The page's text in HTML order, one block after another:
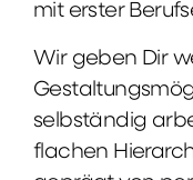
mit erster
Wir geben Dir
selbständig
flachen